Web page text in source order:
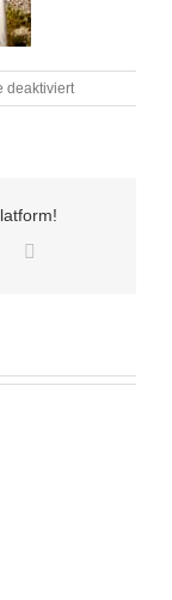
deaktiviertfür
IMG_3378